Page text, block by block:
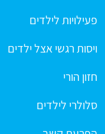
פעילויות לילדים
ויסות רגשי אצל ילדים
חזון הורי
סלולרי לילדים